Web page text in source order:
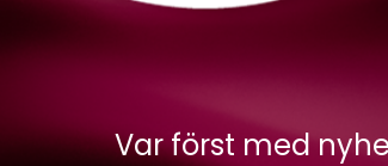
Var först med